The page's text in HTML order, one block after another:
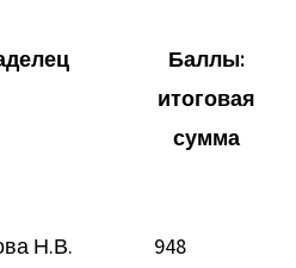
Баллы:
итоговая
сумма
Н.В. 948